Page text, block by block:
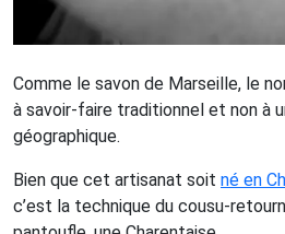
Comme le savon de Marseille, le
à savoir-faire traditionnel et non à
géographique.
Bien que cet artisanat soit né en
c’est la technique du cousu-